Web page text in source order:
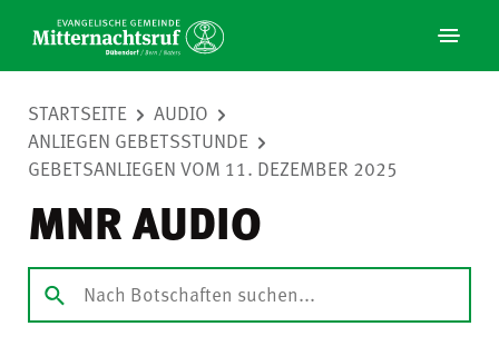
STARTSEITE
AUDIO
ANLIEGEN GEBETSSTUNDE
GEBETSANLIEGEN VOM 11. DEZEMBER 2025
MNR AUDIO